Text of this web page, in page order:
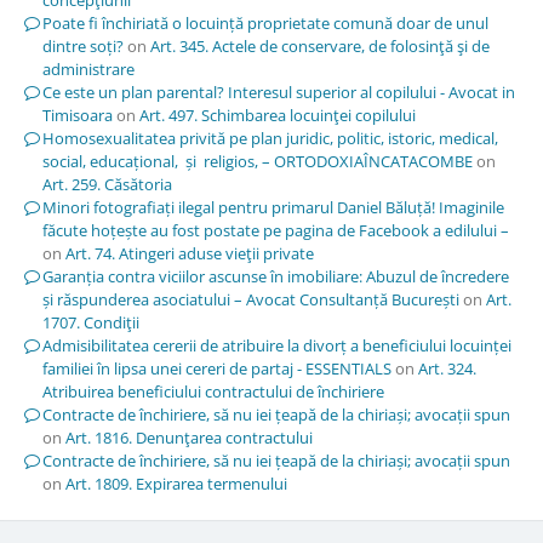
Poate fi închiriată o locuință proprietate comună doar de unul
dintre soți?on Art. 345. Actele de conservare, de folosinţă şi de
administrare
Ce este un plan parental? Interesul superior al copilului - Avocat in
Timisoaraon Art. 497. Schimbarea locuinţei copilului
Homosexualitatea privită pe plan juridic, politic, istoric, medical,
social, educațional, și religios, – ORTODOXIAÎNCATACOMBEon
Art. 259. Căsătoria
Minori fotografiați ilegal pentru primarul Daniel Băluță! Imaginile
făcute hoțește au fost postate pe pagina de Facebook a edilului –
on Art. 74. Atingeri aduse vieţii private
Garanția contra viciilor ascunse în imobiliare: Abuzul de încredere
și răspunderea asociatului – Avocat Consultanță Bucureștion Art.
1707. Condiţii
Admisibilitatea cererii de atribuire la divorț a beneficiului locuinței
familiei în lipsa unei cereri de partaj - ESSENTIALSon Art. 324.
Atribuirea beneficiului contractului de închiriere
Contracte de închiriere, să nu iei țeapă de la chiriași; avocații spun
on Art. 1816. Denunţarea contractului
Contracte de închiriere, să nu iei țeapă de la chiriași; avocații spun
on Art. 1809. Expirarea termenului